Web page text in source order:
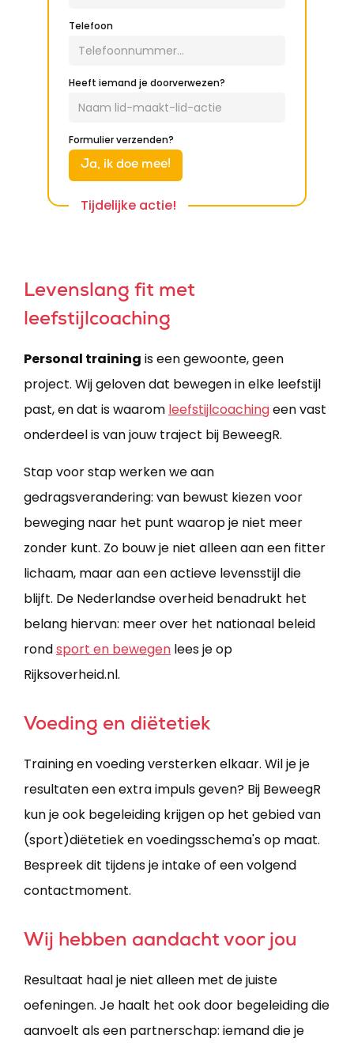
Telefoon
Heeft iemand je doorverwezen?
Formulier verzenden?
Tijdelijke actie!
Levenslang fit met
leefstijlcoaching
Personal training is een gewoonte, geen
project. Wij geloven dat bewegen in elke leefstijl
past, en dat is waarom leefstijlcoaching​ een vast
onderdeel is van jouw traject bij BeweegR.
Stap voor stap werken we aan
gedragsverandering: van bewust kiezen voor
beweging naar het punt waarop je niet meer
zonder kunt. Zo bouw je niet alleen aan een fitter
lichaam, maar aan een actieve levensstijl die
blijft. De Nederlandse overheid benadrukt het
belang hiervan: meer over het nationaal beleid
rondsport en bewegen ​ lees je op
Rijksoverheid.nl.
Voeding en diëtetiek
Training en voeding versterken elkaar. Wil je je
resultaten een extra impuls geven? Bij BeweegR
kun je ook begeleiding krijgen op het gebied van
(sport)diëtetiek en voedingsschema's op maat.
Bespreek dit tijdens je intake of een volgend
contactmoment.
Wij hebben aandacht voor jou
Resultaat haal je niet alleen met de juiste
oefeningen. Je haalt het ook door begeleiding die
aanvoelt als een partnerschap: iemand die je